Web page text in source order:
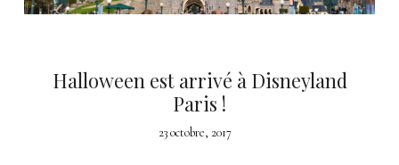
Halloween est arrivé à Disneyland
Paris !
23 octobre, 2017